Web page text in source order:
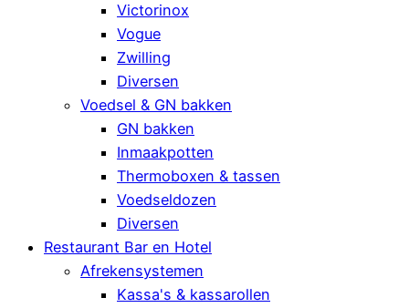
Victorinox
Vogue
Zwilling
Diversen
Voedsel & GN bakken
GN bakken
Inmaakpotten
Thermoboxen & tassen
Voedseldozen
Diversen
Restaurant Bar en Hotel
Afrekensystemen
Kassa's & kassarollen